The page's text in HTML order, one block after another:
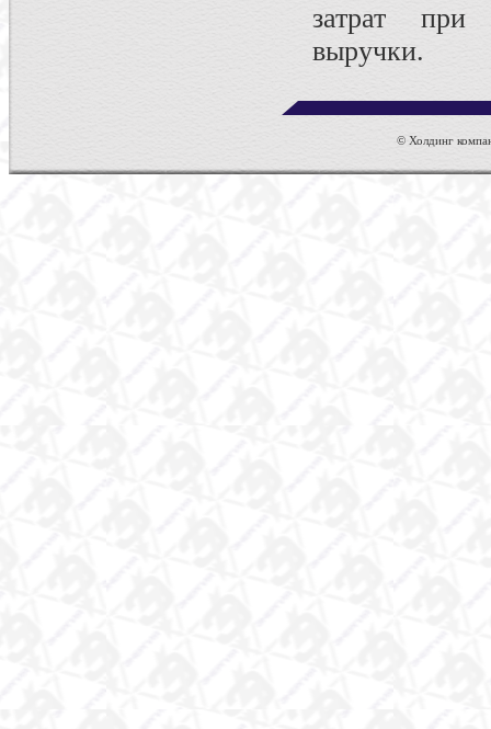
затрат при
выручки.
© Холдинг